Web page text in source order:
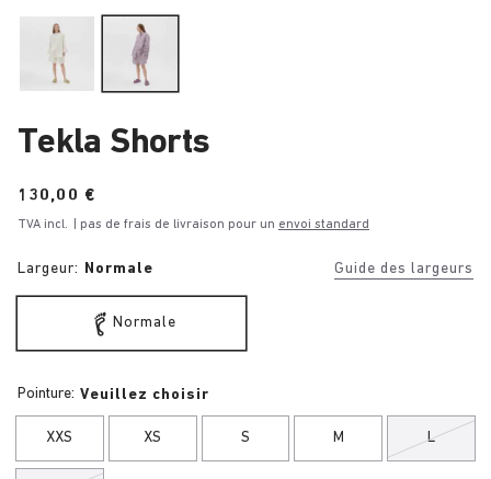
Tekla Shorts
Price:
130,00 €
TVA incl. | pas de frais de livraison pour un envoi standard
Largeur: Normale Guide des largeurs
Normale
Pointure: Veuillez choisir
XXS XS S M L